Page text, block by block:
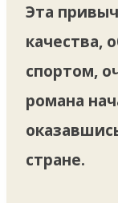
Эта
качества,
спортом,
романа
стране.